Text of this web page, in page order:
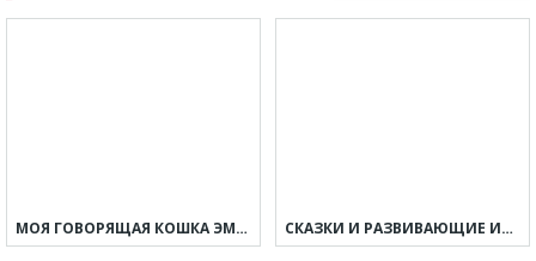
МОЯ ГОВОРЯЩАЯ КОШКА ЭММА СКАЗКИ И РАЗВИВАЮЩИЕ ИГРЫ ДЛЯ ДЕТЕЙ, МАЛЫШЕЙ